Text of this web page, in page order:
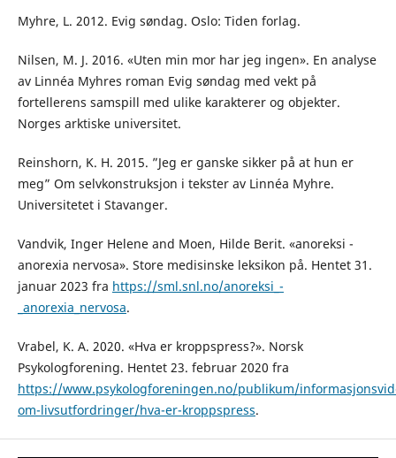
Myhre, L. 2012. Evig søndag. Oslo: Tiden forlag.
Nilsen, M. J. 2016. «Uten min mor har jeg ingen». En analyse
av Linnéa Myhres roman Evig søndag med vekt på
fortellerens samspill med ulike karakterer og objekter.
Norges arktiske universitet.
Reinshorn, K. H. 2015. ”Jeg er ganske sikker på at hun er
meg” Om selvkonstruksjon i tekster av Linnéa Myhre.
Universitetet i Stavanger.
Vandvik, Inger Helene and Moen, Hilde Berit. «anoreksi -
anorexia nervosa». Store medisinske leksikon på. Hentet 31.
januar 2023 fra https://sml.snl.no/anoreksi_-
_anorexia_nervosa.
Vrabel, K. A. 2020. «Hva er kroppspress?». Norsk
Psykologforening. Hentet 23. februar 2020 fra
https://www.psykologforeningen.no/publikum/
om-livsutfordringer/hva-er-kroppspress.